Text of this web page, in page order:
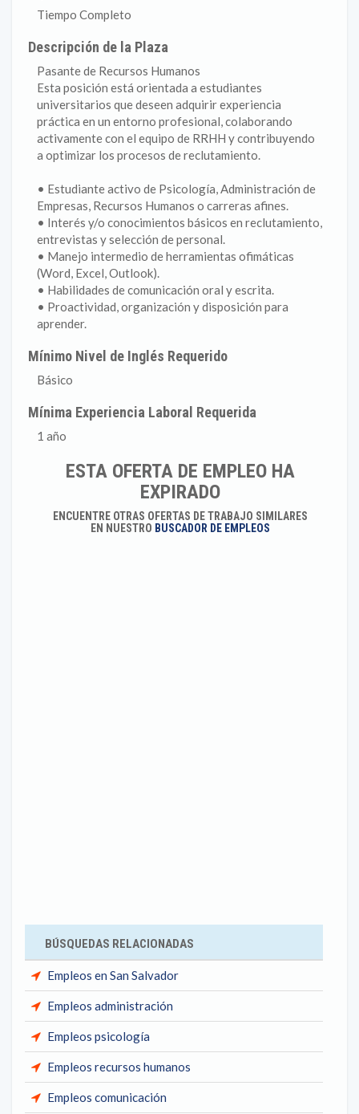
Tiempo Completo
Descripción de la Plaza
Pasante de Recursos Humanos
Esta posición está orientada a estudiantes
universitarios que deseen adquirir experiencia
práctica en un entorno profesional, colaborando
activamente con el equipo de RRHH y contribuyendo
a optimizar los procesos de reclutamiento.
• Estudiante activo de Psicología, Administración de
Empresas, Recursos Humanos o carreras afines.
• Interés y/o conocimientos básicos en reclutamiento,
entrevistas y selección de personal.
• Manejo intermedio de herramientas ofimáticas
(Word, Excel, Outlook).
• Habilidades de comunicación oral y escrita.
• Proactividad, organización y disposición para
aprender.
Mínimo Nivel de Inglés Requerido
Básico
Mínima Experiencia Laboral Requerida
1 año
ESTA OFERTA DE EMPLEO HA
EXPIRADO
ENCUENTRE OTRAS OFERTAS DE TRABAJO SIMILARES
EN NUESTRO BUSCADOR DE EMPLEOS
BÚSQUEDAS RELACIONADAS
Empleos en San Salvador
Empleos administración
Empleos psicología
Empleos recursos humanos
Empleos comunicación